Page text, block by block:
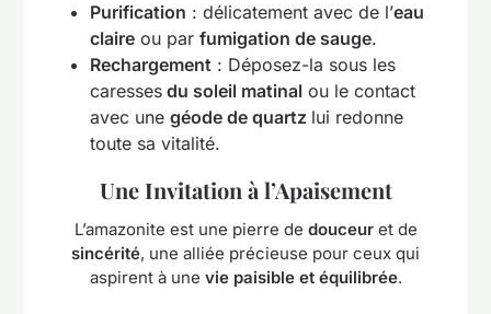
Purification : délicatement avec de l’eau
claire ou parfumigation de sauge.
Rechargement : Déposez-la sous les
caresses du soleil matinal ou le contact
avec unegéode de quartz lui redonne
toute sa vitalité.
Une Invitation à l’Apaisement
L’amazonite est une pierre de douceuret de
sincérité, une alliée précieuse pour ceux qui
aspirent à une vie paisible et équilibrée.